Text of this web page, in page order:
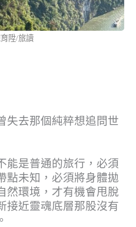
陞/旅讀
失去那個純粹想追問世
能是普通的旅行，必須
點未知，必須將身體拋
然環境，才有機會甩脫
接近靈魂底層那股沒有